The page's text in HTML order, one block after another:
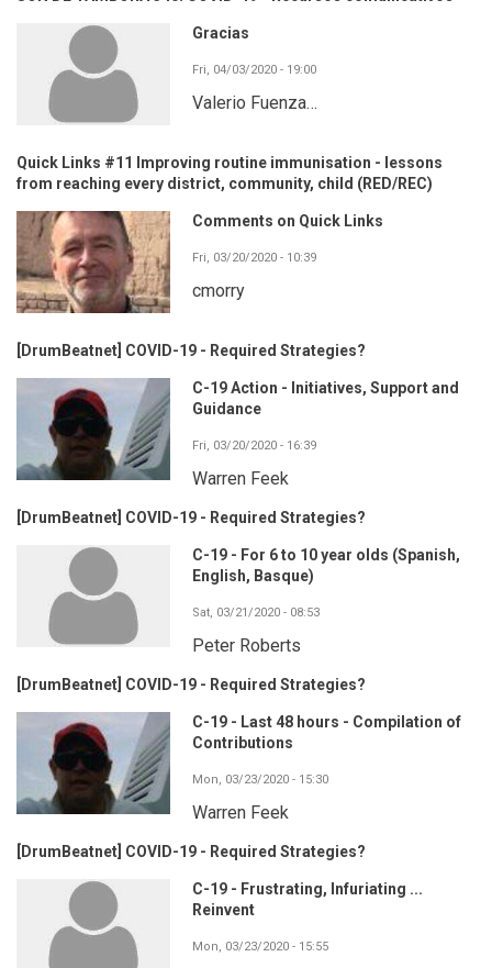
Gracias
Fri, 04/03/2020 - 19:00
Valerio Fuenza…
Quick Links #11 Improving routine immunisation - lessons
from reaching every district, community, child (RED/REC)
Comments on Quick Links
Fri, 03/20/2020 - 10:39
cmorry
[DrumBeatnet] COVID-19 - Required Strategies?
C-19 Action - Initiatives, Support and
Guidance
Fri, 03/20/2020 - 16:39
Warren Feek
[DrumBeatnet] COVID-19 - Required Strategies?
C-19 - For 6 to 10 year olds (Spanish,
English, Basque)
Sat, 03/21/2020 - 08:53
Peter Roberts
[DrumBeatnet] COVID-19 - Required Strategies?
C-19 - Last 48 hours - Compilation of
Contributions
Mon, 03/23/2020 - 15:30
Warren Feek
[DrumBeatnet] COVID-19 - Required Strategies?
C-19 - Frustrating, Infuriating ...
Reinvent
Mon, 03/23/2020 - 15:55